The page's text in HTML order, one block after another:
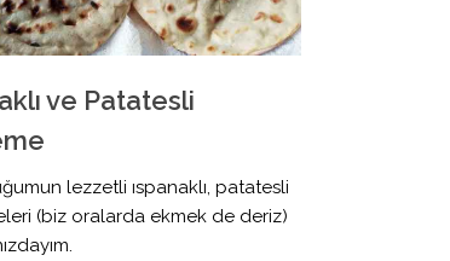
ve Patatesli
lezzetli ıspanaklı, patatesli
(biz oralarda ekmek de deriz)